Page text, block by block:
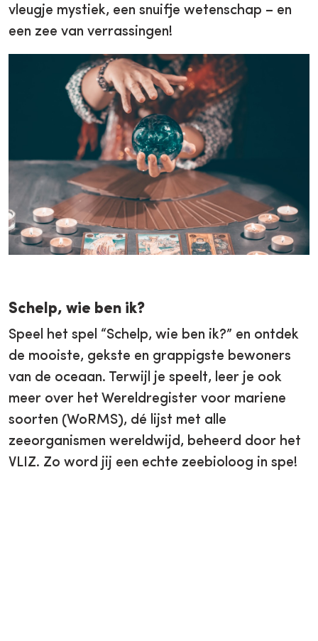
vleugje mystiek, een snuifje wetenschap – en
een zee van verrassingen!
Schelp, wie ben ik?
Speel het spel “Schelp, wie ben ik?” en ontdek
de mooiste, gekste en grappigste bewoners
van de oceaan. Terwijl je speelt, leer je ook
meer over het Wereldregister voor mariene
soorten (WoRMS), dé lijst met alle
zeeorganismen wereldwijd, beheerd door het
VLIZ. Zo word jij een echte zeebioloog in spe!